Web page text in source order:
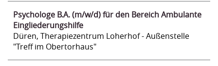
Psychologe B.A. (m/w/d) für den Bereich Ambulante
Eingliederungshilfe
Düren, Therapiezentrum Loherhof - Außenstelle
"Treff im Obertorhaus"